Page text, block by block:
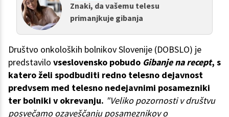
Znaki, da vašemu telesu
primanjkuje gibanja
Društvo onkoloških bolnikov Slovenije (DOBSLO) je
predstavilo vseslovensko pobudo Gibanje na recept, s
katero želi spodbuditi redno telesno dejavnost
predvsem med telesno nedejavnimi posamezniki
ter bolniki v okrevanju. "Veliko pozornosti v društvu
posvečamo ozaveščanju posameznikov o